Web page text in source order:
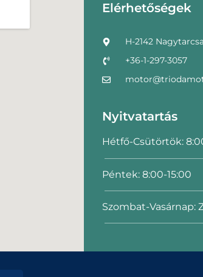
Elérhetőségek
H-2142
+36-1-297-3057
Nyitvatartás
Hétfő-Csütörtök:
Péntek: 8:00-15:00
Szombat-Vasárnap: